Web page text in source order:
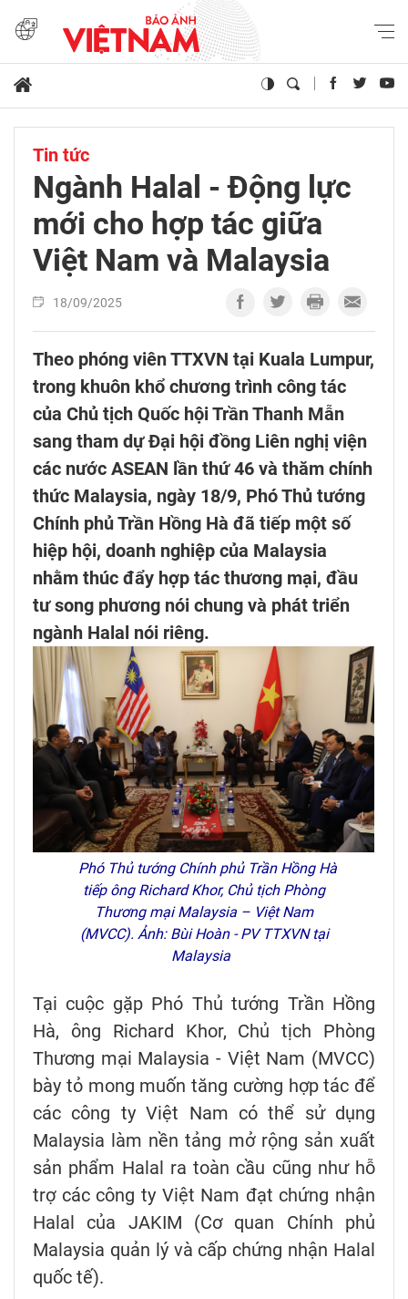
Tin tức
Ngành Halal - Động lực
mới cho hợp tác giữa
Việt Nam và Malaysia
18/09/2025
Theo phóng viên TTXVN tại Kuala Lumpur,
trong khuôn khổ chương trình công tác
của Chủ tịch Quốc hội Trần Thanh Mẫn
sang tham dự Đại hội đồng Liên nghị viện
các nước ASEAN lần thứ 46 và thăm chính
thức Malaysia, ngày 18/9, Phó Thủ tướng
Chính phủ Trần Hồng Hà đã tiếp một số
hiệp hội, doanh nghiệp của Malaysia
nhằm thúc đẩy hợp tác thương mại, đầu
tư song phương nói chung và phát triển
ngành Halal nói riêng.
Phó Thủ tướng Chính phủ Trần Hồng Hà
tiếp ông Richard Khor, Chủ tịch Phòng
Thương mại Malaysia – Việt Nam
(MVCC). Ảnh: Bùi Hoàn - PV TTXVN tại
Malaysia
Tại cuộc gặp Phó Thủ tướng Trần Hồng
Hà, ông Richard Khor, Chủ tịch Phòng
Thương mại Malaysia - Việt Nam (MVCC)
bày tỏ mong muốn tăng cường hợp tác để
các công ty Việt Nam có thể sử dụng
Malaysia làm nền tảng mở rộng sản xuất
sản phẩm Halal ra toàn cầu cũng như hỗ
trợ các công ty Việt Nam đạt chứng nhận
Halal của JAKIM (Cơ quan Chính phủ
Malaysia quản lý và cấp chứng nhận Halal
quốc tế).